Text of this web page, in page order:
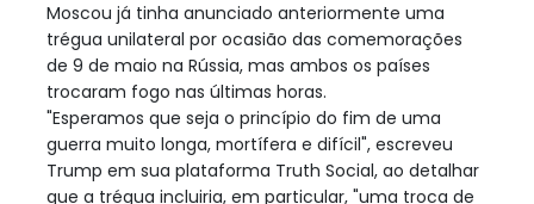
Moscou já tinha anunciado anteriormente uma
trégua unilateral por ocasião das comemorações
de 9 de maio na Rússia, mas ambos os países
trocaram fogo nas últimas horas.
"Esperamos que seja o princípio do fim de uma
guerra muito longa, mortífera e difícil", escreveu
Trump em sua plataforma Truth Social, ao detalhar
que a trégua incluiria, em particular, "uma troca de